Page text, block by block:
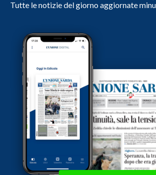
Tutte le notizie del giorno aggiornate